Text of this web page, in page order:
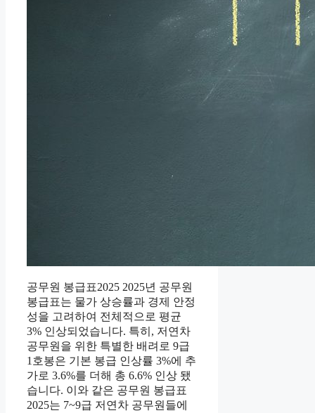
공무원 봉급표2025 2025년 공무원
봉급표는 물가 상승률과 경제 안정
성을 고려하여 전체적으로 평균
3% 인상되었습니다. 특히, 저연차
공무원을 위한 특별한 배려로 9급
1호봉은 기본 봉급 인상률 3%에 추
가로 3.6%를 더해 총 6.6% 인상 됐
습니다. 이와 같은 공무원 봉급표
2025는 7~9급 저연차 공무원들에